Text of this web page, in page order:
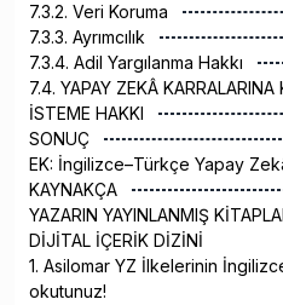
7.3.2. Veri Koruma
7.3.3. Ayrımcılık
7.3.4. Adil Yargılanma Hakkı
7.4. YAPAY ZEKÂ KARRALARINA
İSTEME HAKKI
SONUÇ
EK: İngilizce–Türkçe Yapay
KAYNAKÇA
YAZARIN YAYINLANMIŞ
DİJİTAL İÇERİK DİZİNİ
1. Asilomar YZ İlkelerinin
okutunuz!